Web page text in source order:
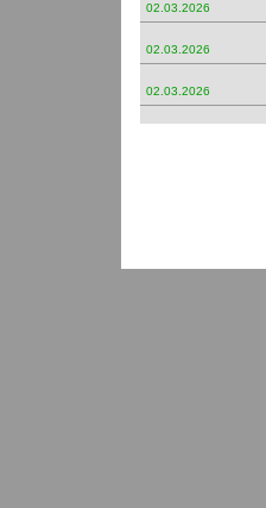
02.03.2026
02.03.2026
02.03.2026